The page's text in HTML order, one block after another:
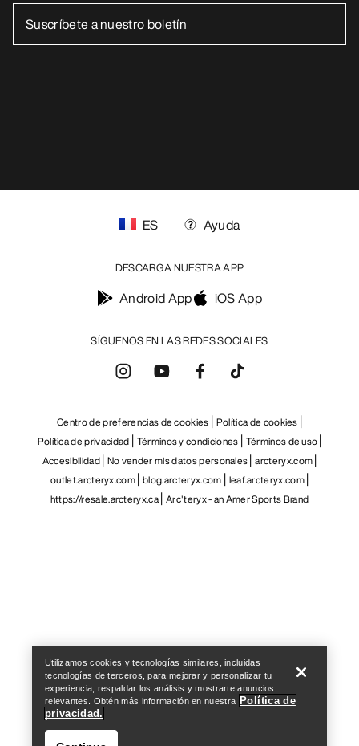
SÍGUENOS EN LAS REDES SOCIALES
ES Ayuda
DESCARGA NUESTRA APP
Android App iOS App
Centro de preferencias de cookies Política de cookies
Política de privacidad Términos y condiciones Términos de uso
Accesibilidad No vender mis datos personales arcteryx.com
outlet.arcteryx.com blog.arcteryx.com leaf.arcteryx.com
https://resale.arcteryx.ca Arc'teryx - an Amer Sports Brand
Utilizamos cookies y tecnologías similares, incluidas
tecnologías de terceros, para mejorar y personalizar tu
experiencia, respaldar los análisis y mostrarte anuncios
relevantes. Obtén más información en nuestra Política de
privacidad.